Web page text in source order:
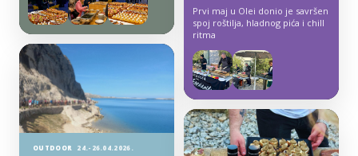
Prvi maj u Olei donio je savršen
spoj roštilja, hladnog pića i chill
ritma
OUTDOOR 24.-26.04.2026.